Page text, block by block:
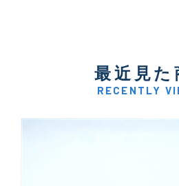
最近見た
RECENTLY